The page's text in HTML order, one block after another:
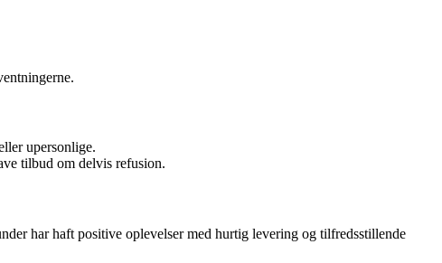
upersonlige.
tilbud om delvis refusion.
har haft positive oplevelser med hurtig levering og tilfredsstillende